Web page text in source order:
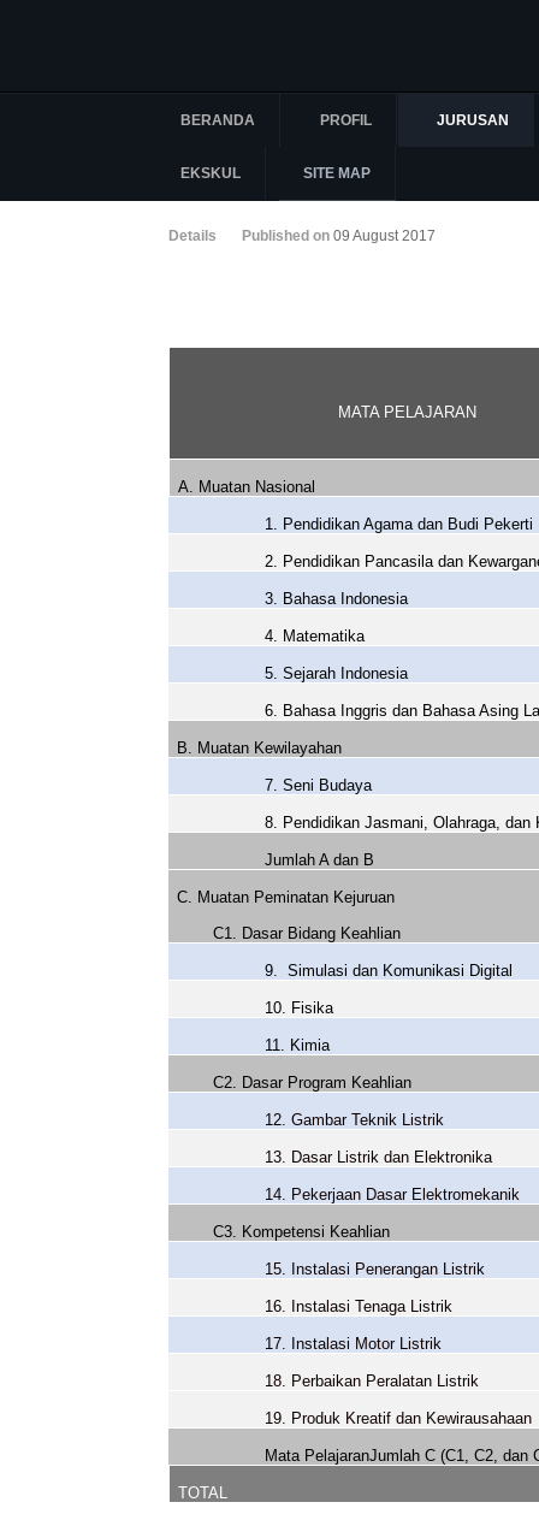
BERANDA PROFIL JURUSAN
EKSKUL SITE MAP
Details Published on 09 August 2017
MATA PELAJARAN
A. Muatan Nasional
1. Pendidikan Agama dan Budi Pekerti
2. Pendidikan Pancasila dan
3. Bahasa Indonesia
4. Matematika
5. Sejarah Indonesia
6. Bahasa Inggris dan Bahasa Asing
B. Muatan Kewilayahan
7. Seni Budaya
8. Pendidikan Jasmani, Olahraga, dan
Jumlah A dan B
C. Muatan Peminatan Kejuruan
C1. Dasar Bidang Keahlian
9. Simulasi dan Komunikasi Digital
10. Fisika
11. Kimia
C2. Dasar Program Keahlian
12. Gambar Teknik Listrik
13. Dasar Listrik dan Elektronika
14. Pekerjaan Dasar Elektromekanik
C3. Kompetensi Keahlian
15. Instalasi Penerangan Listrik
16. Instalasi Tenaga Listrik
17. Instalasi Motor Listrik
18. Perbaikan Peralatan Listrik
19. Produk Kreatif dan Kewirausahaan
Mata PelajaranJumlah C (C1, C2, dan
TOTAL